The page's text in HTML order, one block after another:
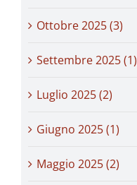
Ottobre 2025 (3)
Settembre 2025 (1)
Luglio 2025 (2)
Giugno 2025 (1)
Maggio 2025 (2)